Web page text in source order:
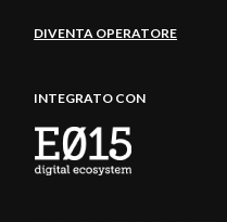
DIVENTA OPERATORE
INTEGRATO CON